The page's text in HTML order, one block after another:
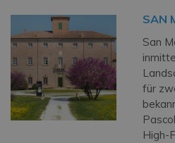
SAN
San
für
High-